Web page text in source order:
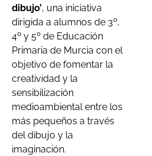
dibujo’, una iniciativa
dirigida a alumnos de 3º,
4º y 5º de Educación
Primaria de Murcia con el
objetivo de fomentar la
creatividad y la
sensibilización
medioambiental entre los
más pequeños a través
del dibujo y la
imaginación.